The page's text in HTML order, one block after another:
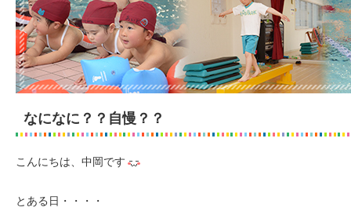
なになに？？自慢？？
こんにちは、中岡です
とある日・・・・